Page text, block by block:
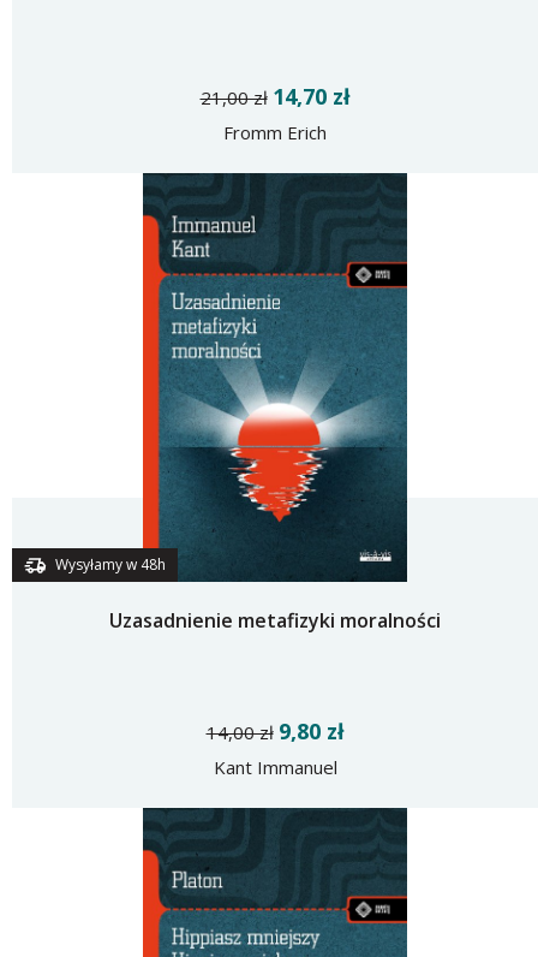
21,00 zł 14,70 zł
Fromm Erich
Wysyłamy w 48h
Uzasadnienie metafizyki moralności
14,00 zł 9,80 zł
Kant Immanuel